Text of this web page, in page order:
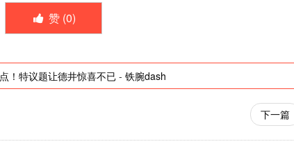
赞 (0)
！特议题让德井惊喜不已 - 铁腕dash
下一篇